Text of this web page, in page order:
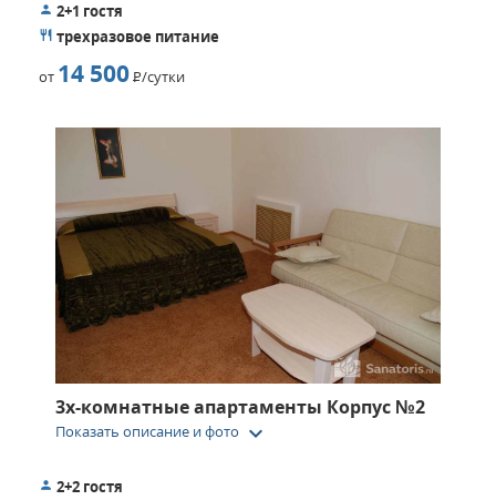
2+1 гостя
трехразовое питание
от 14 500Р/сутки
3х-комнатные апартаменты Корпус №2
Показать описание и фото keyboard_arrow_down
2+2 гостя